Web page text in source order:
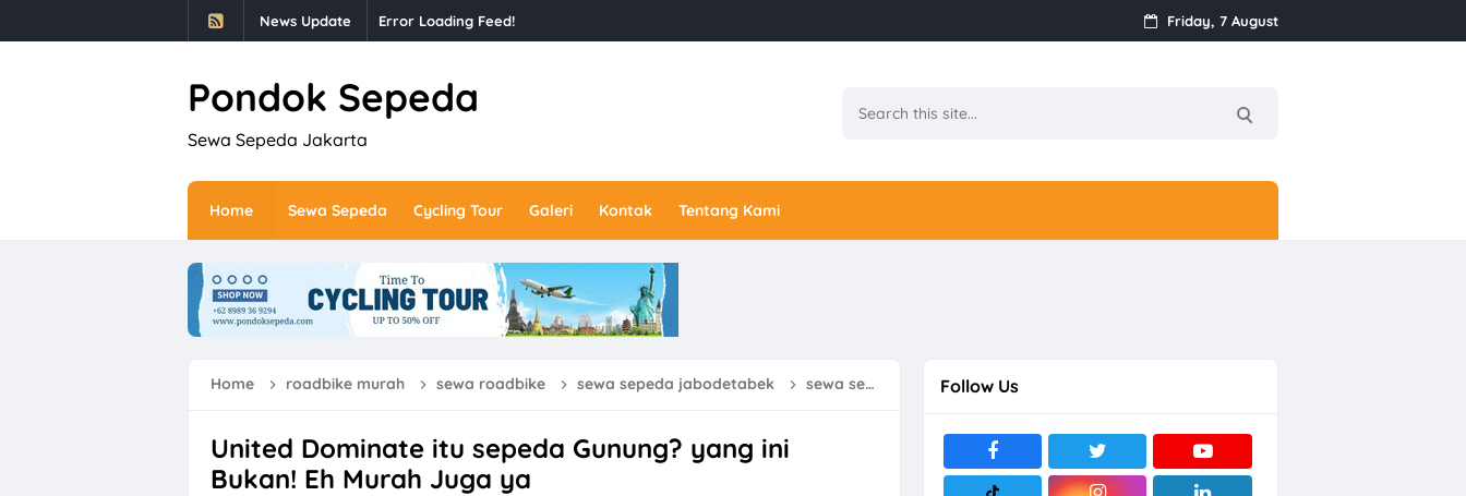
News Update Error Loading Feed! Friday, 7 August
Pondok Sepeda
Sewa Sepeda Jakarta
Home Sewa Sepeda Cycling Tour Galeri Kontak Tentang Kami
Home roadbike murah sewa roadbike sewa sepeda jabodetabek sewa sepeda jakarta united Dominate Rr
United Dominate itu sepeda Gunung? yang ini
Bukan! Eh Murah Juga ya
Follow Us